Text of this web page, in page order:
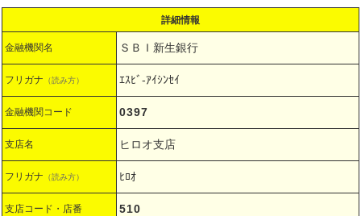
詳細情報
金融機関名 ＳＢＩ新生銀行
フリガナ （読み方） ｴｽﾋﾞ-ｱｲｼﾝｾｲ
金融機関コード 0397
支店名 ヒロオ支店
フリガナ （読み方） ﾋﾛｵ
支店コード・店番 510